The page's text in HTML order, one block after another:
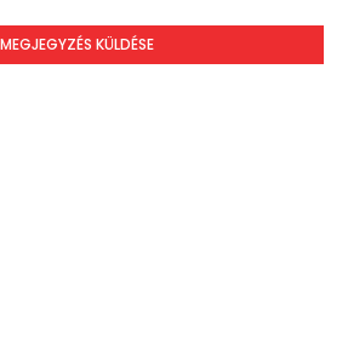
MEGJEGYZÉS KÜLDÉSE